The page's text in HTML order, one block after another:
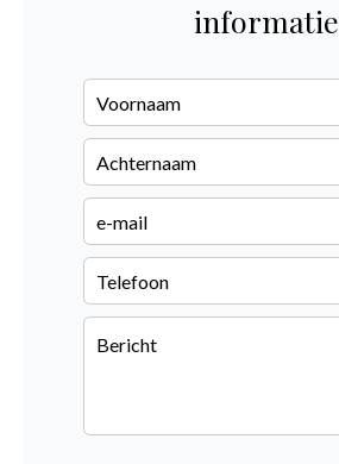
informatie